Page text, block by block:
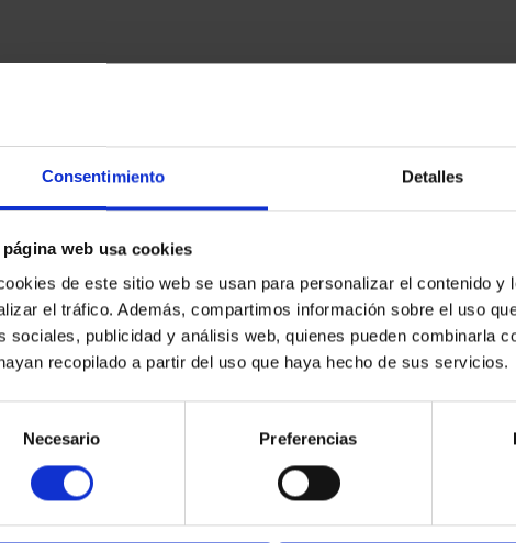
Consentimiento Detalles
página web usa cookies
de este sitio web se usan para personalizar el contenido
el tráfico. Además, compartimos información sobre el uso
sociales, publicidad y análisis web, quienes pueden combinarla
recopilado a partir del uso que haya hecho de sus servicios.
Necesario Preferencias
digital by EGM
en CGI para los soportes publicitarios.
realizado en colaboración con la agencia creativaC14torce.
#MaxonCinema4D #SubstancePainter
#motorshow
enDigital Contenty etiquetadaCGI,Digital Content,Posproducción